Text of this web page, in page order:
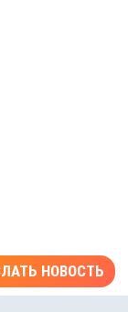
НОВОСТЬ